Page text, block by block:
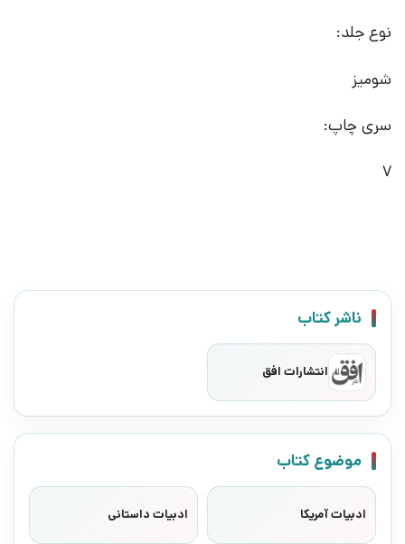
نوع جلد:
شومیز
سری چاپ:
7
ناشر کتاب
انتشارات افق
موضوع کتاب
ادبیات آمریکا ادبیات داستانی